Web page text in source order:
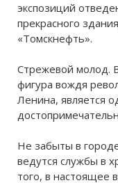
экспозиций
прекрасного
«Томскнефть».
Стрежевой молод.
фигура вождя
Ленина, является
Не забыты в
ведутся службы в
того, в настоящее